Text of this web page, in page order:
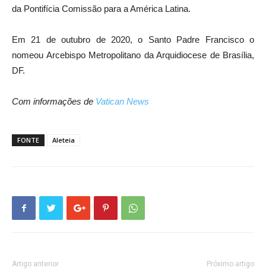
da Pontifícia Comissão para a América Latina.
Em 21 de outubro de 2020, o Santo Padre Francisco o
nomeou Arcebispo Metropolitano da Arquidiocese de Brasília,
DF.
Com informações de Vatican News
FONTE Aleteia
Artigo anterior Próximo artigo